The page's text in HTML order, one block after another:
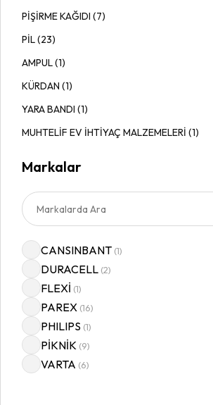
PİŞİRME KAĞIDI (7)
PİL(23)
AMPUL(1)
KÜRDAN (1)
YARA BANDI (1)
MUHTELİF EV İHTİYAÇ MALZEMELERİ (1)
Markalar
CANSINBANT (1)
DURACELL (2)
FLEXİ (1)
PAREX (16)
PHILIPS (1)
PİKNİK (9)
VARTA (6)